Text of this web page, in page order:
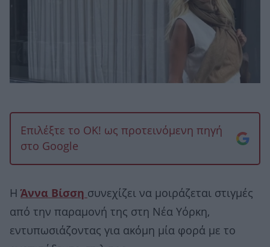
Επιλέξτε το OK! ως προτεινόμενη πηγή
στο Google
ΗΆννα Βίσση συνεχίζει να μοιράζεται στιγμές
από την παραμονή της στη Νέα Υόρκη,
εντυπωσιάζοντας για ακόμη μία φορά με το